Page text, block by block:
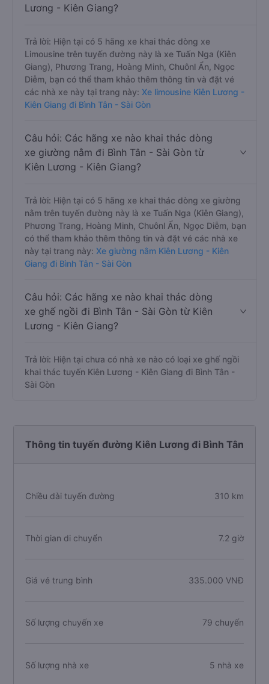
Lương - Kiên Giang?
Trả lời: Hiện tại có 5 hãng xe khai thác dòng xe
Limousine trên tuyến đường này là xe Tuấn Nga (Kiên
Giang), Phương Trang, Hoàng Minh, Chuônl Ẩn, Ngọc
Diễm, bạn có thể tham khảo thêm thông tin và đặt vé
các nhà xe này tại trang này: Xe limousine Kiên Lương -
Kiên Giang đi Bình Tân - Sài Gòn
Câu hỏi: Các hãng xe nào khai thác dòng
xe giường nằm đi Bình Tân - Sài Gòn từ
Kiên Lương - Kiên Giang?
Trả lời: Hiện tại có 5 hãng xe khai thác dòng xe giường
nằm trên tuyến đường này là xe Tuấn Nga (Kiên Giang),
Phương Trang, Hoàng Minh, Chuônl Ẩn, Ngọc Diễm, bạn
có thể tham khảo thêm thông tin và đặt vé các nhà xe
này tại trang này: Xe giường nằm Kiên Lương - Kiên
Giang đi Bình Tân - Sài Gòn
Câu hỏi: Các hãng xe nào khai thác dòng
xe ghế ngồi đi Bình Tân - Sài Gòn từ Kiên
Lương - Kiên Giang?
Trả lời: Hiện tại chưa có nhà xe nào có loại xe ghế ngồi
khai thác tuyến Kiên Lương - Kiên Giang đi Bình Tân -
Sài Gòn
Thông tin tuyến đường Kiên Lương đi Bình Tân
Chiều dài tuyến đường 310 km
Thời gian di chuyển 7.2 giờ
Giá vé trung bình 335.000 VNĐ
Số lượng chuyến xe 79 chuyến
Số lượng nhà xe 5 nhà xe